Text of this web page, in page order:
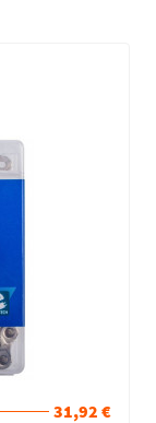
31,92 €